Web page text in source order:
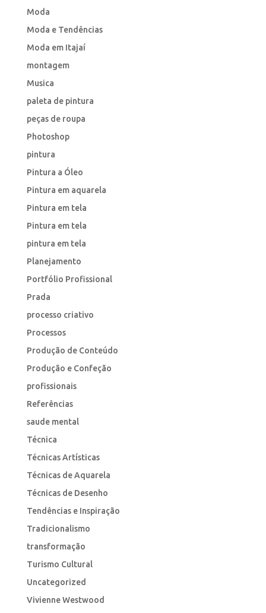
Moda
Moda e Tendências
Moda em Itajaí
montagem
Musica
paleta de pintura
peças de roupa
Photoshop
pintura
Pintura a Óleo
Pintura em aquarela
Pintura em tela
Pintura em tela
pintura em tela
Planejamento
Portfólio Profissional
Prada
processo criativo
Processos
Produção de Conteúdo
Produção e Confeção
profissionais
Referências
saude mental
Técnica
Técnicas Artísticas
Técnicas de Aquarela
Técnicas de Desenho
Tendências e Inspiração
Tradicionalismo
transformação
Turismo Cultural
Uncategorized
Vivienne Westwood